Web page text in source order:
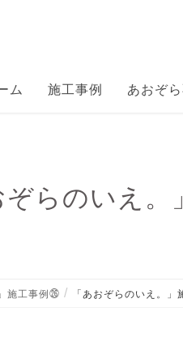
ム 施工事例 あおぞ
ぞらのいえ
施工事例㉖ 「あおぞらのいえ。